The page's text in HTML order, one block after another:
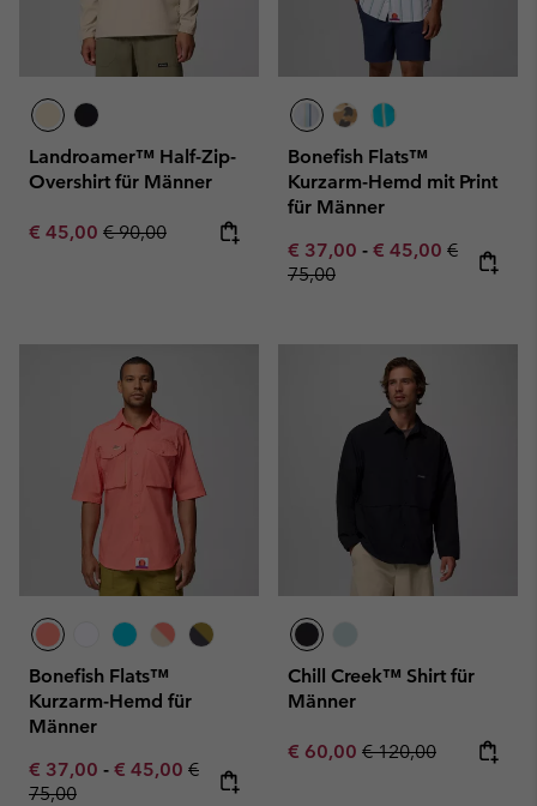
Landroamer™ Half-Zip-
Overshirt für Männer
Sale price:
€ 45,00 Regular price:
€ 90,00
Bonefish Flats™
Kurzarm-Hemd mit Print
für Männer
Minimum sale price:
€ 37,00 - Maximum sale
€ 45,00 Regular
€
75,00
Bonefish Flats™
Kurzarm-Hemd für
Männer
Minimum sale price:
€ 37,00 - Maximum sale price:
€ 45,00 Regular price:
€
75,00
Chill Creek™ Shirt für
Männer
Sale price:
€ 60,00 Regular price:
€ 120,00